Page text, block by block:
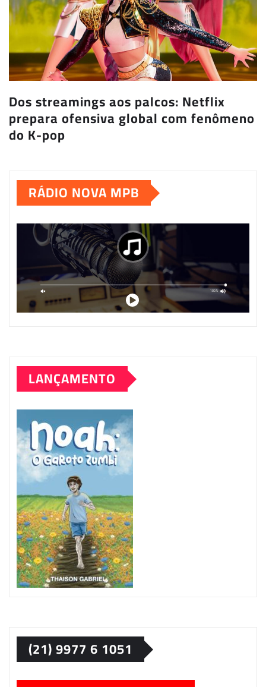
Dos streamings aos palcos: Netflix
prepara ofensiva global com fenômeno
do K-pop
RÁDIO NOVA MPB
LANÇAMENTO
(21) 9977 6 1051